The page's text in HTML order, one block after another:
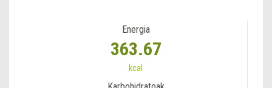
Energia
363.67
kcal